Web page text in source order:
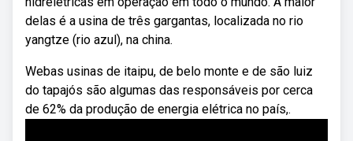
delas é a usina de três gargantas, localizada no rio
yangtze (rio azul), na china.
Webas usinas de itaipu, de belo monte e de são luiz
do tapajós são algumas das responsáveis por cerca
de 62% da produção de energia elétrica no país,.